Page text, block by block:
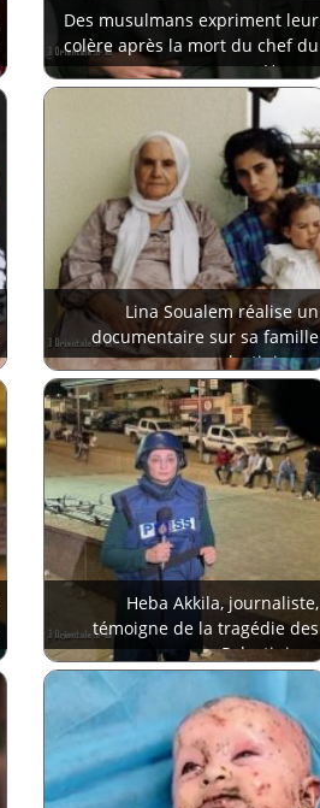
Des musulmans expriment leur
colère après la mort du chef du
Hamas
Lina Soualem réalise un
documentaire sur sa famille
palestinienne
Heba Akkila, journaliste,
témoigne de la tragédie des
Palestiniens